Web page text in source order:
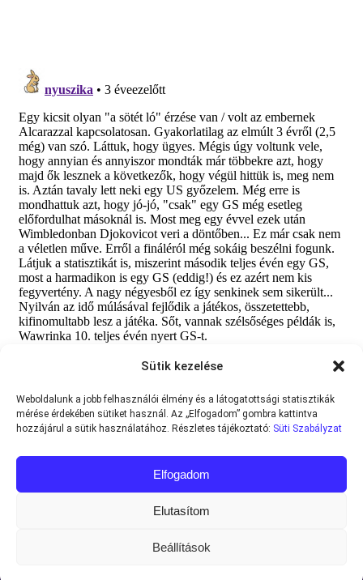
Sütik kezelése
Weboldalunk a jobb felhasználói élmény és a látogatottsági statisztikák
mérése érdekében sütiket használ. Az „Elfogadom” gombra kattintva
hozzájárul a sütik használatához. Részletes tájékoztató: Süti Szabályzat
Elfogadom
Elutasítom
Beállítások
Minden jog fenntartva © 2013-2026Teniszvilag.com